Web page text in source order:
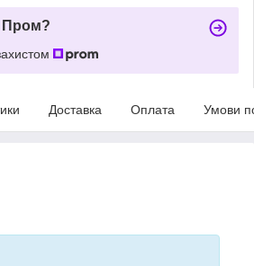
Пром?
Доставка Оплата Умови